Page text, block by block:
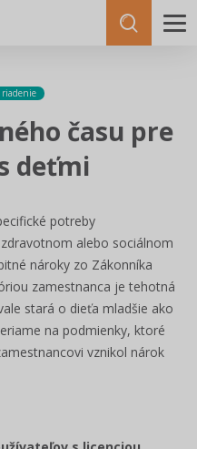
času pre
deťmi
potreby
alebo sociálnom
nároky zo Zákonníka
zamestnanca je tehotná
stará o dieťa mladšie ako
na podmienky, ktoré
vznikol nárok